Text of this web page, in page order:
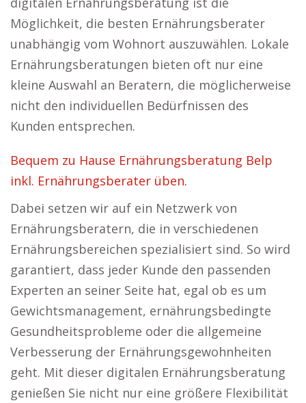
Möglichkeit, die besten Ernährungsberater
unabhängig vom Wohnort auszuwählen. Lokale
Ernährungsberatungen bieten oft nur eine
kleine Auswahl an Beratern, die möglicherweise
nicht den individuellen Bedürfnissen des
Kunden entsprechen.
Bequem zu Hause Ernährungsberatung Belp
inkl. Ernährungsberater üben.
Dabei setzen wir auf ein Netzwerk von
Ernährungsberatern, die in verschiedenen
Ernährungsbereichen spezialisiert sind. So wird
garantiert, dass jeder Kunde den passenden
Experten an seiner Seite hat, egal ob es um
Gewichtsmanagement, ernährungsbedingte
Gesundheitsprobleme oder die allgemeine
Verbesserung der Ernährungsgewohnheiten
geht. Mit dieser digitalen Ernährungsberatung
genießen Sie nicht nur eine größere Flexibilität